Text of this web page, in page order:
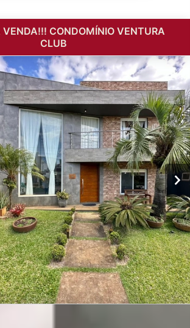
VENDA!!! CONDOMÍNIO VENTURA
CLUB